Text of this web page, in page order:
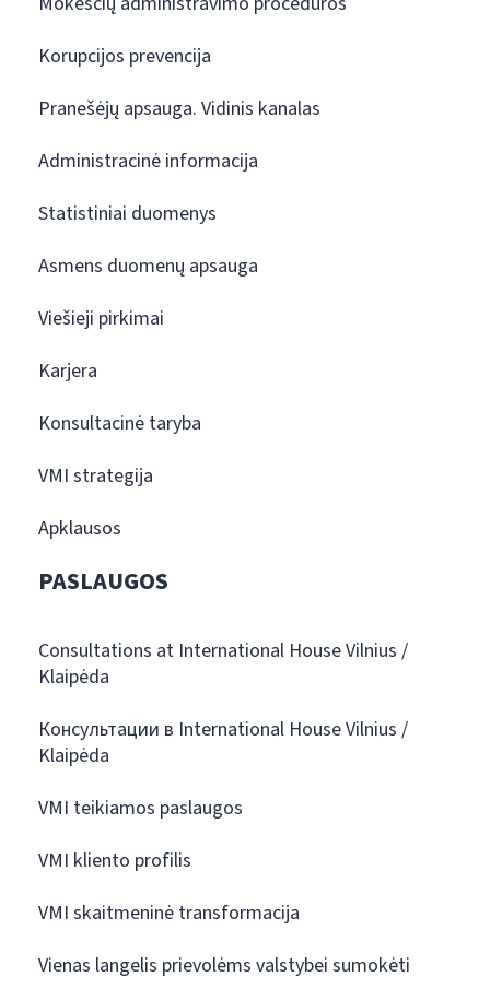
Korupcijos prevencija
Pranešėjų apsauga. Vidinis kanalas
Administracinė informacija
Statistiniai duomenys
Asmens duomenų apsauga
Viešieji pirkimai
Karjera
Konsultacinė taryba
VMI strategija
Apklausos
PASLAUGOS
Consultations at International House Vilnius /
Klaipėda
Консультации в International House Vilnius /
Klaipėda
VMI teikiamos paslaugos
VMI kliento profilis
VMI skaitmeninė transformacija
Vienas langelis prievolėms valstybei sumokėti